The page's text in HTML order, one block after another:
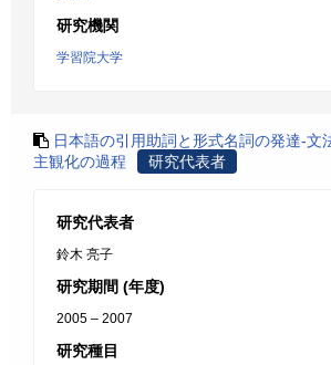
研究機関
学習院大学
日本語の引用助詞と形式名詞の発達-文
主観化の過程
研究代表者
研究代表者
鈴木 亮子
研究期間 (年度)
2005 – 2007
研究種目